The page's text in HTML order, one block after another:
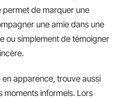
permet de marquer une
une amie dans une
ou simplement de témoigner
apparence, trouve aussi
moments informels. Lors